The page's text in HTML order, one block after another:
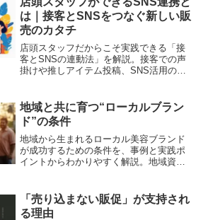
は｜接客とSNSをつなぐ新しい販
売のカタチ
店頭スタッフだからこそ実践できる「接
客とSNSの連動法」を解説。接客での声
掛けや推しアイテム投稿、SNS活用の具
します。
地域と共に育つ“ローカルブラン
ド”の条件
地域から生まれるローカル美容ブランド
が成功するための条件を、事例と実践ポ
イントからわかりやすく解説。地域資源
「売り込まない販促」が支持され
る理由